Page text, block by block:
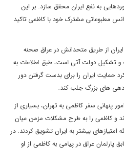
به نفع ایران محقق سازد. بر این
مطبوعاتی مشترک خود با کاظمی تاکید
از طریق متحدانش در عراق صحنه
و تشکیل دولت آتی است، طبق اطلاعات به
حمایت ایران را برای بدست گرفتن دور
های بزرگ جلب کند.
پنهانی سفر کاظمی به تهران، بسیاری از
و کاظمی را به طرح مشکلات مزمن میان
امتیازهای بیشتر به ایران تشویق کردند. در
پارلمان عراق در پیامی به کاظمی از او